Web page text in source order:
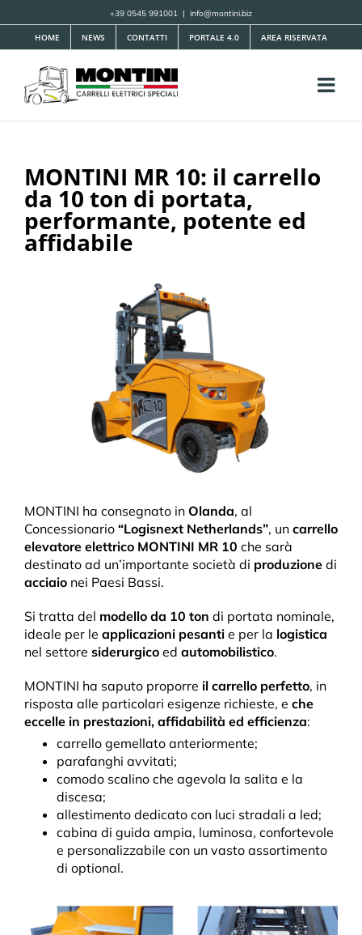
al
contenuto
+39 0545 991001 | info@montini.biz
HOME NEWS CONTATTI PORTALE 4.0 AREA RISERVATA
MONTINI MR 10: il carrello
da 10 ton di portata,
performante, potente ed
affidabile
MONTINI ha consegnato in Olanda, al
Concessionario “Logisnext Netherlands”, un carrello
elevatore elettrico MONTINI MR 10 che sarà
destinato ad un’importante società di produzionedi
acciaionei Paesi Bassi.
Si tratta del modello da 10 ton di portata nominale,
ideale per le applicazioni pesantie per la logistica
nel settore siderurgicoed automobilistico.
MONTINI ha saputo proporre il carrello perfetto, in
risposta alle particolari esigenze richieste, e che
eccelle in prestazioni, affidabilità ed efficienza:
carrello gemellato anteriormente;
parafanghi avvitati;
comodo scalino che agevola la salita e la
discesa;
allestimento dedicato con luci stradali a led;
cabina di guida ampia, luminosa, confortevole
e personalizzabile con un vasto assortimento
di optional.